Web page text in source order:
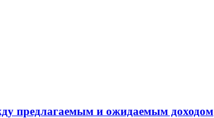
предлагаемым и ожидаемым доходом